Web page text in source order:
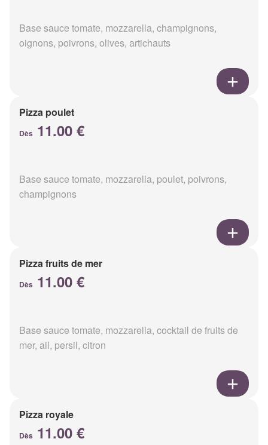
Base sauce tomate, mozzarella, champignons,
oignons, poivrons, olives, artichauts
Pizza poulet
Dès 11.00 €
Base sauce tomate, mozzarella, poulet, poivrons,
champignons
Pizza fruits de mer
Dès 11.00 €
Base sauce tomate, mozzarella, cocktail de fruits de
mer, ail, persil, citron
Pizza royale
Dès 11.00 €